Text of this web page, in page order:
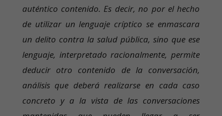
auténtico contenido. Es decir, no por el hecho
de utilizar un lenguaje críptico se enmascara
un delito contra la salud pública, sino que ese
lenguaje, interpretado racionalmente, permite
deducir otro contenido de la conversación,
análisis que deberá realizarse en cada caso
concreto y a la vista de las conversaciones